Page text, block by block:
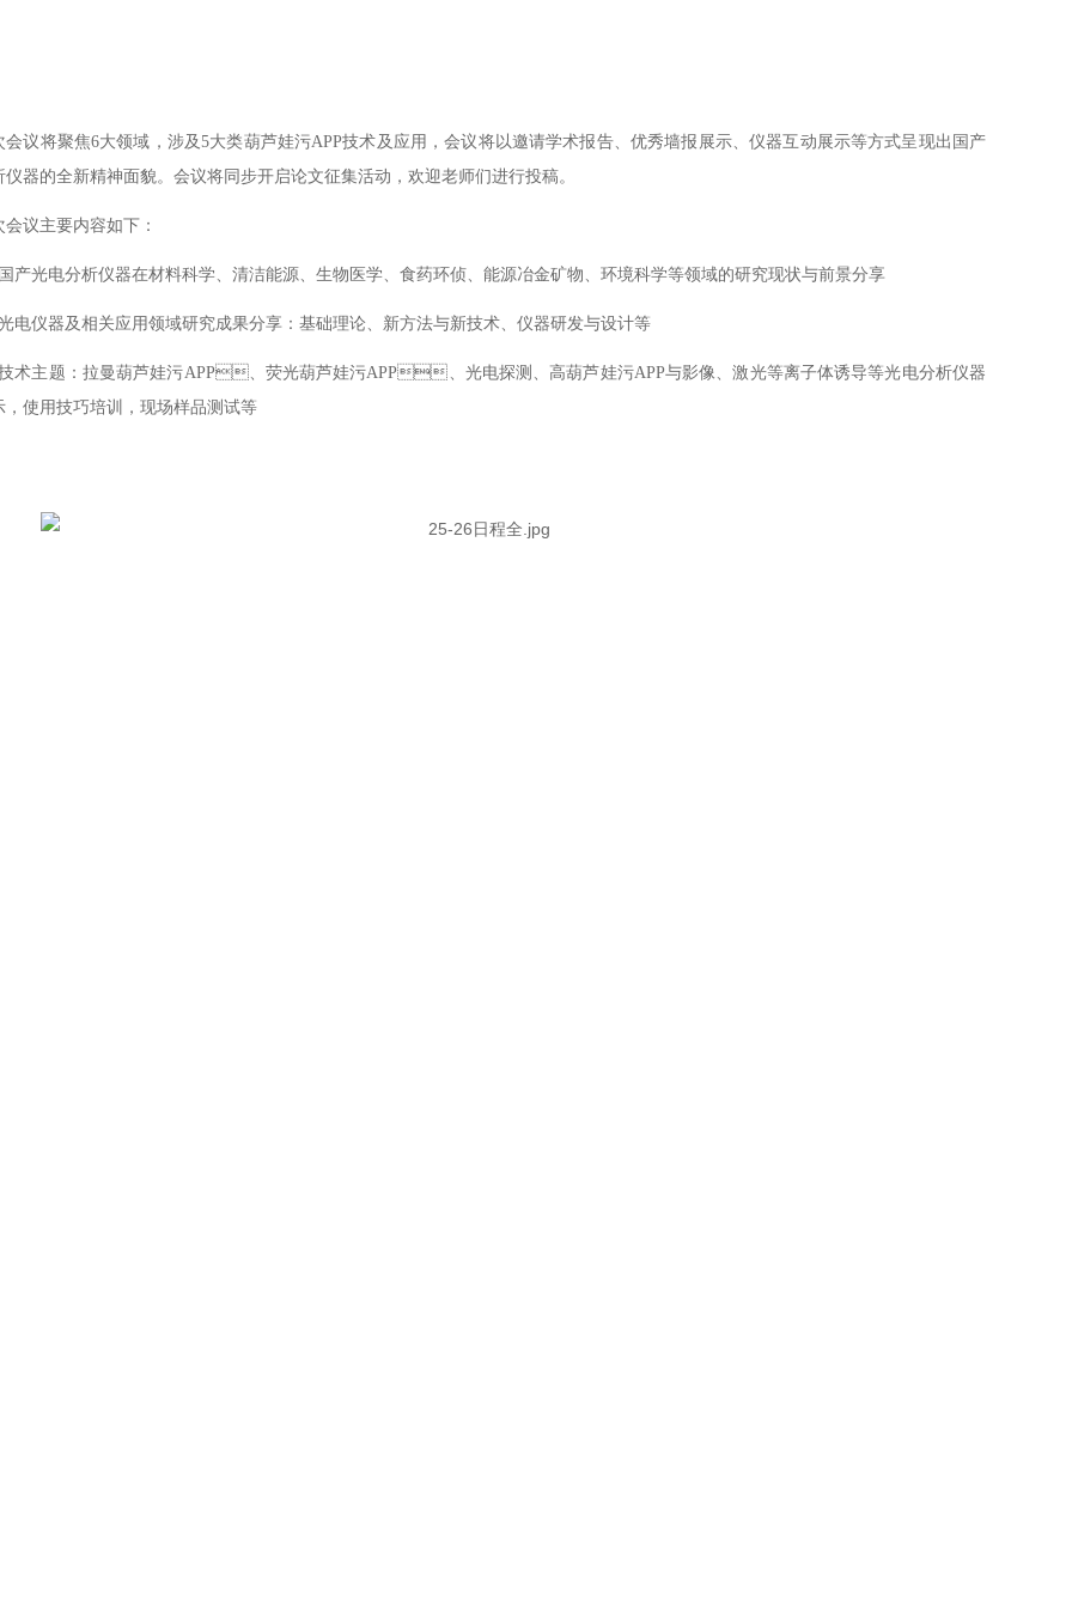
会议将聚焦6大领域，涉及5大类葫芦娃污APP技术及应用，会议将以邀请学术报告、优秀墙报展示、仪器互动展示等方式呈现出国产
器的全新精神面貌。会议将同步开启论文征集活动，欢迎老师们进行投稿。
议主要内容如下：
国产光电分析仪器在材料科学、 清洁能源、 生物医学、食药环侦、能源冶金矿物、环境科学等领域的研究现状与前景分享
、光电仪器及相关应用领域研究成果分享：基础理论、新方法与新技术、仪器研发与设计等
、技术主题：拉曼葫芦娃污APP、荧光葫芦娃污APP、光电探测、高葫芦娃污APP与影像、激光等离子体诱导等光电分析仪器
，使用技巧培训，现场样品测试等